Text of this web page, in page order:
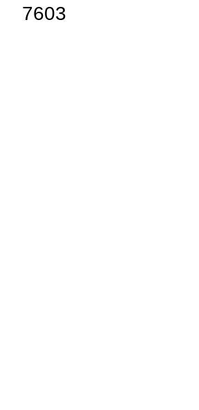
7603